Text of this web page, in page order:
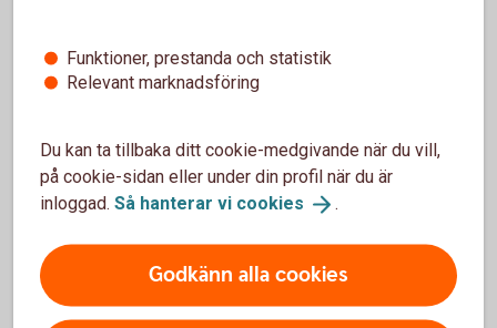
När slutar den tidigare ägarens försäkring att
Om man övningskör och olyckan är framme,
täcker bilförsäkringen då?
Täcker försäkringen viltolyckor?
Funktioner, prestanda och statistik
Relevant marknadsföring
Du kan ta tillbaka ditt cookie-medgivande när du vill,
på cookie-sidan eller under din profil när du är
inloggad. Så hanterar vi cookies .
Godkänn alla cookies